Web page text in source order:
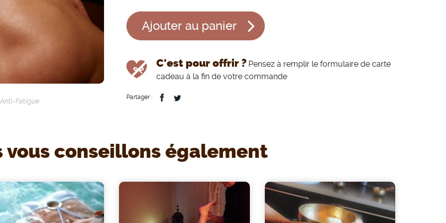
m
u
Fatigue
Ajouter au panier
C'est pour offrir ? Pensez à remplir le formulaire de carte
cadeau à la fin de votre commande
Partager :
vous conseillons également